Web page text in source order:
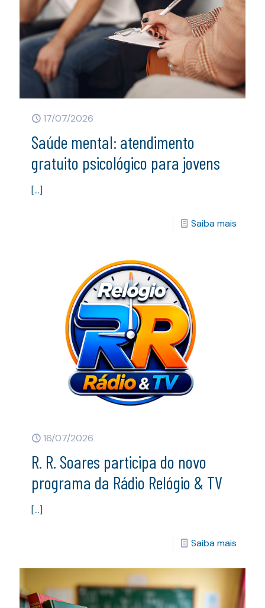
17/07/2026
Saúde mental: atendimento
gratuito psicológico para jovens
[…]
Saiba mais
16/07/2026
R. R. Soares participa do novo
programa da Rádio Relógio & TV
[…]
Saiba mais